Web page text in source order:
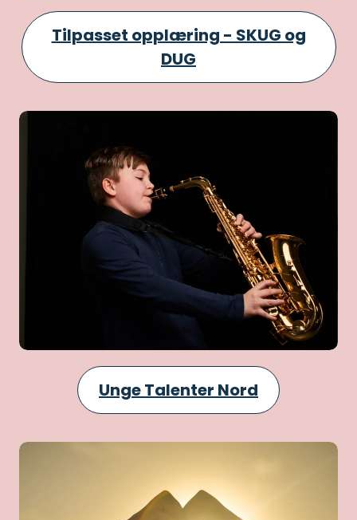
Tilpasset opplæring - SKUG og
DUG
Unge Talenter Nord